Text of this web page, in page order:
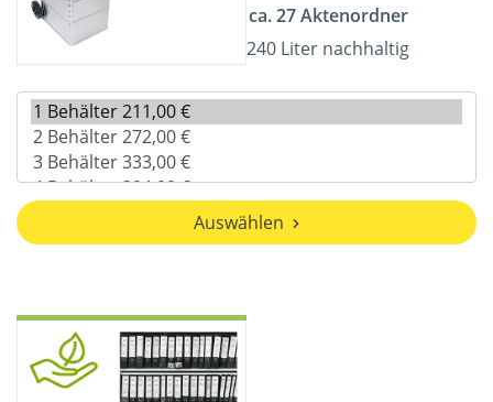
ca. 27 Aktenordner
240 Liter nachhaltig
Auswählen